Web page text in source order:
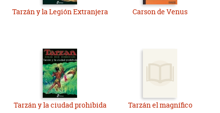
Tarzán y la Legión Extranjera Carson de Venus
Tarzán y la ciudad prohibida Tarzán el magnífico